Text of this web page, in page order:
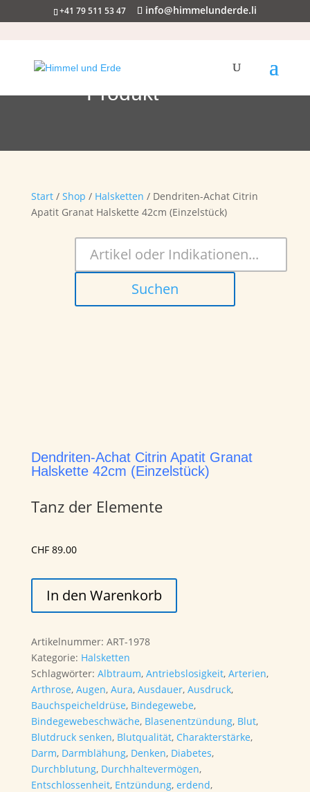
+41 79 511 53 47 info@himmelunderde.li
Produkt
Start/ Shop / Halsketten / Dendriten-Achat Citrin
Apatit Granat Halskette 42cm (Einzelstück)
Suchen
Dendriten-Achat Citrin Apatit Granat
Halskette 42cm (Einzelstück)
Tanz der Elemente
CHF89.00
Achat
Citrin
Granat
Halskette
42cm
(Einzelstück)
Menge
In den Warenkorb
Artikelnummer: ART-1978
Kategorie: Halsketten
Schlagwörter: Albtraum, Antriebslosigkeit, Arterien,
Arthrose, Augen, Aura, Ausdauer, Ausdruck,
Bauchspeicheldrüse, Bindegewebe,
Bindegewebeschwäche, Blasenentzündung, Blut,
Blutdruck senken, Blutqualität, Charakterstärke,
Darm, Darmblähung, Denken, Diabetes,
Durchblutung, Durchhaltevermögen,
Entschlossenheit, Entzündung, erdend,